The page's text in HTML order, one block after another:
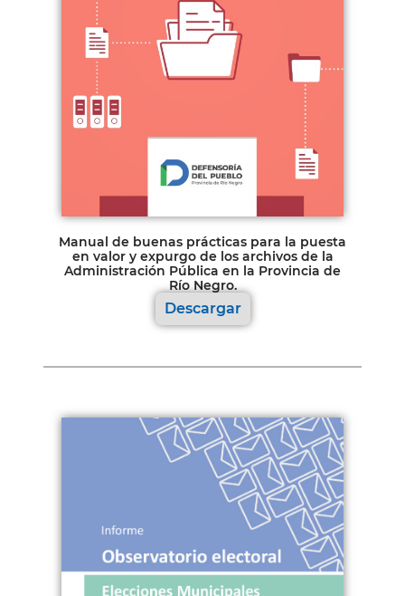
Manual de buenas prácticas para la puesta
en valor y expurgo de los archivos de la
Administración Pública en la Provincia de
Río Negro.
Descargar